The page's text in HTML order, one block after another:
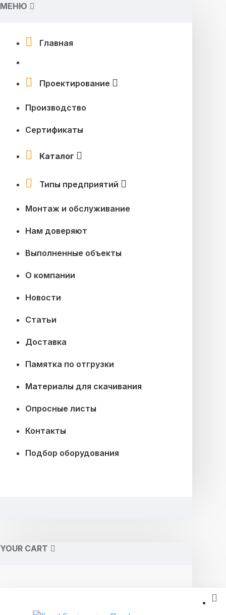
МЕНЮ
Главная
Проектирование
Производство
Сертификаты
Каталог
Типы предприятий
Монтаж и обслуживание
Нам доверяют
Выполненные объекты
О компании
Новости
Статьи
Доставка
Памятка по отгрузки
Материалы для скачивания
Опросные листы
Контакты
Подбор оборудования
YOUR CART